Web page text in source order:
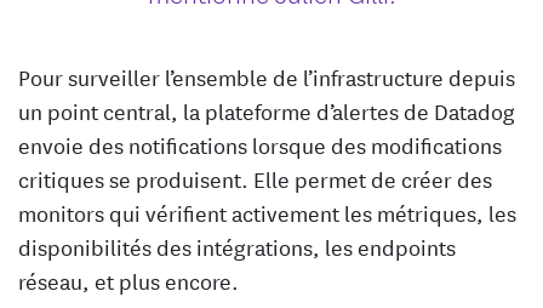
Pour surveiller l’ensemble de l’infrastructure depuis
un point central, la plateforme d’alertes de Datadog
envoie des notifications lorsque des modifications
critiques se produisent. Elle permet de créer des
monitors qui vérifient activement les métriques, les
disponibilités des intégrations, les endpoints
réseau, et plus encore.